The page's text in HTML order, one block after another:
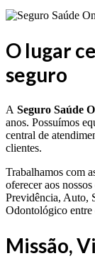
O lugar
seguro
A Seguro Saúde
anos. Possuímos
central de
clientes.
Trabalhamos com
oferecer aos
Previdência, Auto,
Odontológico entre
Missão,